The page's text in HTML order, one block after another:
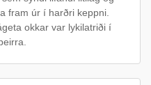
fram úr í harðri keppni.
okkar var lykilatriði í